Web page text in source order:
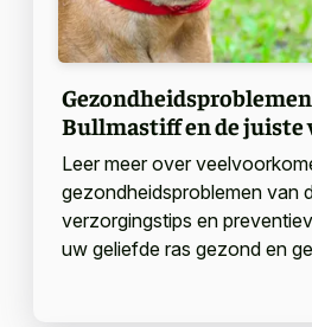
Bullmastiff en de juiste
Leer meer over
gezondheidsproblemen van
verzorgingstips en
uw geliefde ras gezond en